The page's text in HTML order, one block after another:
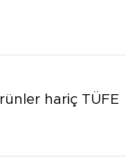
hariç TÜFE